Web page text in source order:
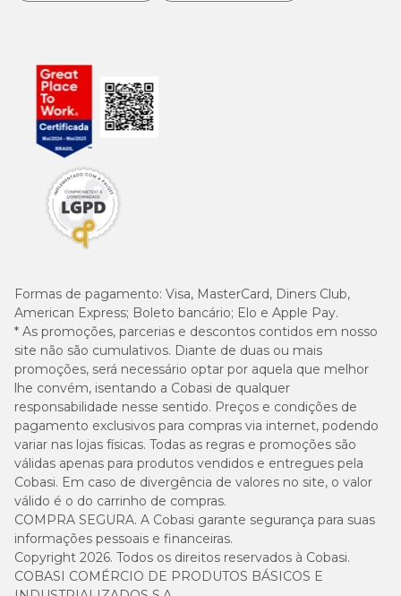
Formas de pagamento: Visa, MasterCard, Diners Club,
American Express; Boleto bancário; Elo e Apple Pay.
* As promoções, parcerias e descontos contidos em nosso
site não são cumulativos. Diante de duas ou mais
promoções, será necessário optar por aquela que melhor
lhe convém, isentando a Cobasi de qualquer
responsabilidade nesse sentido. Preços e condições de
pagamento exclusivos para compras via internet, podendo
variar nas lojas físicas. Todas as regras e promoções são
válidas apenas para produtos vendidos e entregues pela
Cobasi. Em caso de divergência de valores no site, o valor
válido é o do carrinho de compras.
COMPRA SEGURA. A Cobasi garante segurança para suas
informações pessoais e financeiras.
Copyright 2026. Todos os direitos reservados à Cobasi.
COBASI COMÉRCIO DE PRODUTOS BÁSICOS E